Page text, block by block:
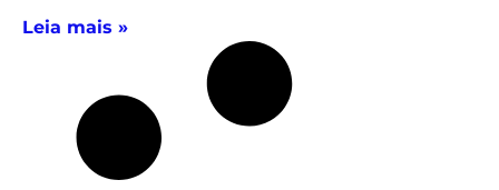
Leia mais »